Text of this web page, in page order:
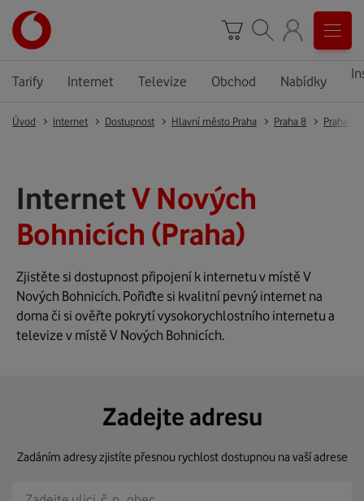
Tarify Internet Televize Obchod Nabídky
Úvod Internet Dostupnost Hlavní město Praha Praha 8 Praha 8
InternetV Nových
Bohnicích (Praha)
Zjistěte si dostupnost připojení k internetu v místě V
Nových Bohnicích. Pořiďte si kvalitní pevný internet na
doma či si ověřte pokrytí vysokorychlostního internetu a
televize v místě V Nových Bohnicích.
Zadejte adresu
Zadáním adresy zjistíte přesnou rychlost dostupnou na vaší adrese